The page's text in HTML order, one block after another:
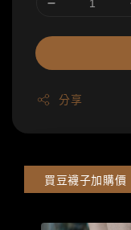
分享
買豆襪子加購價